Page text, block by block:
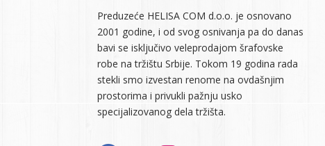
Preduzeće HELISA COM d.o.o. je osnovano
2001 godine, i od svog osnivanja pa do danas
bavi se isključivo veleprodajom šrafovske
robe na tržištu Srbije. Tokom 19 godina rada
stekli smo izvestan renome na ovdašnjim
prostorima i privukli pažnju usko
specijalizovanog dela tržišta.